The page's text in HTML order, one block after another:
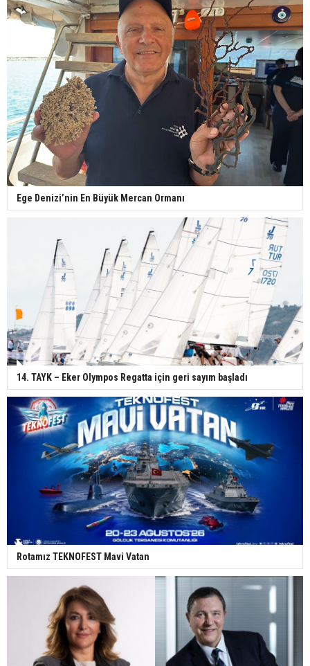
Ege Denizi’nin En Büyük Mercan Ormanı
14. TAYK – Eker Olympos Regatta için geri sayım başladı
Rotamız TEKNOFEST Mavi Vatan